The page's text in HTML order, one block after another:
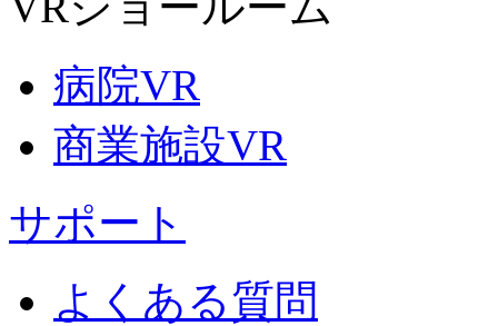
病院VR
商業施設VR
サポート
よくある質問